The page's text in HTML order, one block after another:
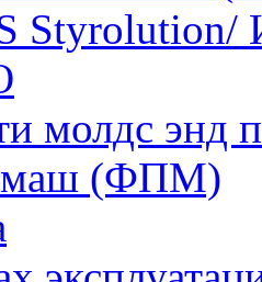
молдс энд
(ФПМ)